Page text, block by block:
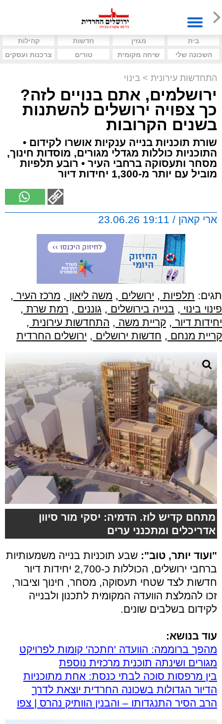
בית מגזין חדשות
קהילות
השכונה שלי
שיחה מקומית טורים צרכנות ועסקים
התחדשות עירונית > בינוי
ירושלמים, אתם בנויים לזה?
כך צפויה ירושלים להשתנות
בשנים הקרובות
שורת תוכניות בנייה ענקיות אושרו לקידום •
התוכניות כוללות מגדלי מגורים, מוסדות חינוך,
מסחר ותעסוקה ברחבי העיר • רובע תלפיות
מוביל עם יותר מ-1,300 יחידות דיור
ארי קאהן / 19:11 23.06.26
תגים: תלפיות , ירושלים , משה ליאון , מרכז העיר ,
פינוי בינוי , בנייה בירושלים , גוננים , רמת שרת ,
יחידות דיור , קריית משה , התחדשות עירונית ,
קריית מנחם , חדשות ירושלים , ירושלים החרדית
מתחם קדיש לוז. הדמיה: יסקי מור סיוון
אדריכלים ומתכנני ערים
"ועוד יותר, טוב": שבע תוכניות בנייה משמעותיות
ברחבי ירושלים, הכוללות כ-2,700 יחידות דיור
חדשות לצד שטחי תעסוקה, מסחר, חינוך וציבור,
זכו להמלצת הוועדה המקומית לתכנון ולבנייה
לקידום בשלבים שונים.
עוד בנושא:
מהפך ברוממה: הוועדה 'חתכה' קומות לפרויקט
מגורים ושינתה תוכנית מרכזית נוספת
בין מרפסות סוכה לבתי כנסת: אחת מתוכניות
הדיור הגדולות בשכונה החרדית יוצאת לדרך
הרב הסיר התנגדותו – והבנין הוותיק נהרס | צפו